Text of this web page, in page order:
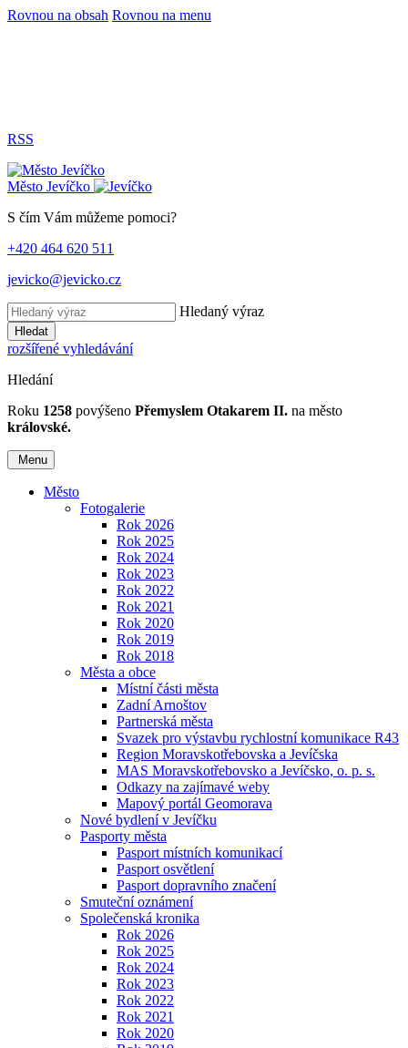
Rovnou na obsah Rovnou na menu
RSS
Město Jevíčko
S čím Vám můžeme pomoci?
+420 464 620 511
jevicko@jevicko.cz
Hledaný výraz
Hledat
rozšířené vyhledávání
Hledání
Roku 1258 povýšeno Přemyslem Otakarem II. na město
královské.
Menu
Město
Fotogalerie
Rok 2026
Rok 2025
Rok 2024
Rok 2023
Rok 2022
Rok 2021
Rok 2020
Rok 2019
Rok 2018
Města a obce
Místní části města
Zadní Arnoštov
Partnerská města
Svazek pro výstavbu rychlostní komunikace R43
Region Moravskotřebovska a Jevíčska
MAS Moravskotřebovsko a Jevíčsko, o. p. s.
Odkazy na zajímavé weby
Mapový portál Geomorava
Nové bydlení v Jevíčku
Pasporty města
Pasport místních komunikací
Pasport osvětlení
Pasport dopravního značení
Smuteční oznámení
Společenská kronika
Rok 2026
Rok 2025
Rok 2024
Rok 2023
Rok 2022
Rok 2021
Rok 2020